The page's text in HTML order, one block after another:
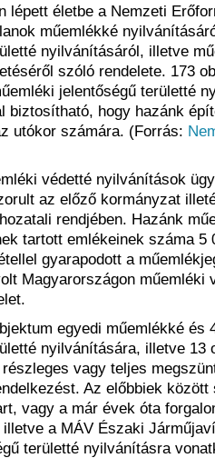
lépett életbe a Nemzeti
műemlékké
nyilvánításáról, illetve
szóló rendelete. 173
jelentőségű területté
biztosítható, hogy hazánk
utókor számára. (Forrás:
védetté nyilvánítások
az előző kormányzat
rendjében. Hazánk
tartott emlékeinek száma 5
gyarapodott a
Magyarországon műemléki
egyedi műemlékké és
nyilvánítására, illetve 13
vagy teljes
Az előbbiek között
vagy a már évek óta
a MÁV Északi
területté nyilvánításra